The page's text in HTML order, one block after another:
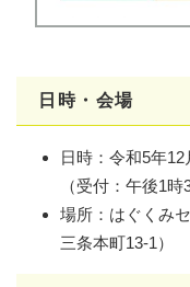
日時・会場
日時：令和5年
（受付：午後1時
場所：はぐくみ
三条本町13-1）